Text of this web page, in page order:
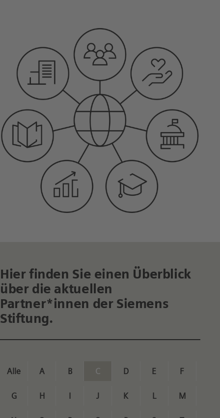
Hier finden Sie einen Überblick
über die aktuellen
Partner*innen der Siemens
Stiftung.
Alle A B C D E F
G H J K L M